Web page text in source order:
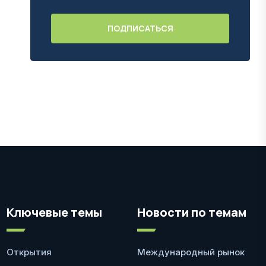
Ключевые темы
Открытия
Новости по темам
Международный рынок